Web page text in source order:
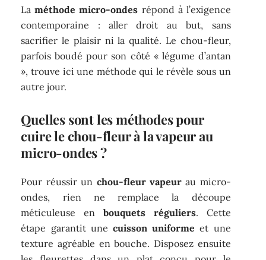
Laméthode micro-ondes répond à l’exigence
contemporaine : aller droit au but, sans
sacrifier le plaisir ni la qualité. Le chou-fleur,
parfois boudé pour son côté « légume d’antan
», trouve ici une méthode qui le révèle sous un
autre jour.
Quelles sont les méthodes pour
cuire le chou-fleur à la vapeur au
micro-ondes ?
Pour réussir un chou-fleur vapeurau micro-
ondes, rien ne remplace la découpe
méticuleuse en bouquets réguliers. Cette
étape garantit une cuisson uniforme et une
texture agréable en bouche. Disposez ensuite